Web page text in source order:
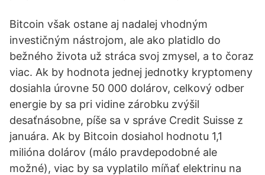
Bitcoin však ostane aj nadalej vhodným
investičným nástrojom, ale ako platidlo do
bežného života už stráca svoj zmysel, a to čoraz
viac. Ak by hodnota jednej jednotky kryptomeny
dosiahla úrovne 50 000 dolárov, celkový odber
energie by sa pri vidine zárobku zvýšil
desaťnásobne, píše sa v správe Credit Suisse z
januára. Ak by Bitcoin dosiahol hodnotu 1,1
milióna dolárov (málo pravdepodobné ale
možné), viac by sa vyplatilo míňať elektrinu na